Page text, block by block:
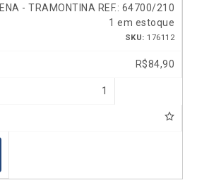
ENA - TRAMONTINA REF.: 64700/210
1 em estoque
SKU: 176112
R$84,90
1